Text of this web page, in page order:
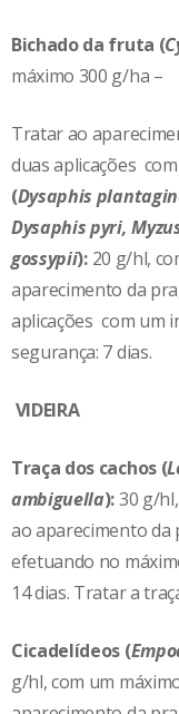
Bichado da fruta (
máximo 300 g/ha –
Tratar ao
duas aplicações
(Dysaphis
Dysaphis pyri,
gossypii):20 g/hl,
aparecimento da
aplicações com um
segurança: 7 dias.
VIDEIRA
Traça dos cachos (
ambiguella):30 g/
ao aparecimento da
efetuando no
14 dias. Tratar a
Cicadelídeos (
g/hl, com um